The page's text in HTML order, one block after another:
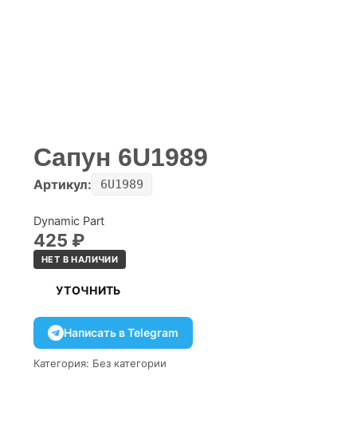
Сапун 6U1989
Артикул: 6U1989
Dynamic Part
425 ₽
НЕТ В НАЛИЧИИ
УТОЧНИТЬ
Написать в Telegram
Категория: Без категории